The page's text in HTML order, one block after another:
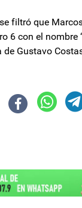
filtró que
6 con el nombre
Gustavo